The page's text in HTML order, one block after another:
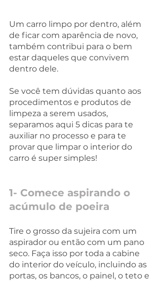
Um carro limpo por dentro, além
de ficar com aparência de novo,
também contribui para o bem
estar daqueles que convivem
dentro dele.
Se você tem dúvidas quanto aos
procedimentos e produtos de
limpeza a serem usados,
separamos aqui 5 dicas para te
auxiliar no processo e para te
provar que limpar o interior do
carro é super simples!
1- Comece aspirando o
acúmulo de poeira
Tire o grosso da sujeira com um
aspirador ou então com um pano
seco. Faça isso por toda a cabine
do interior do veículo, incluindo as
portas, os bancos, o painel, o teto e